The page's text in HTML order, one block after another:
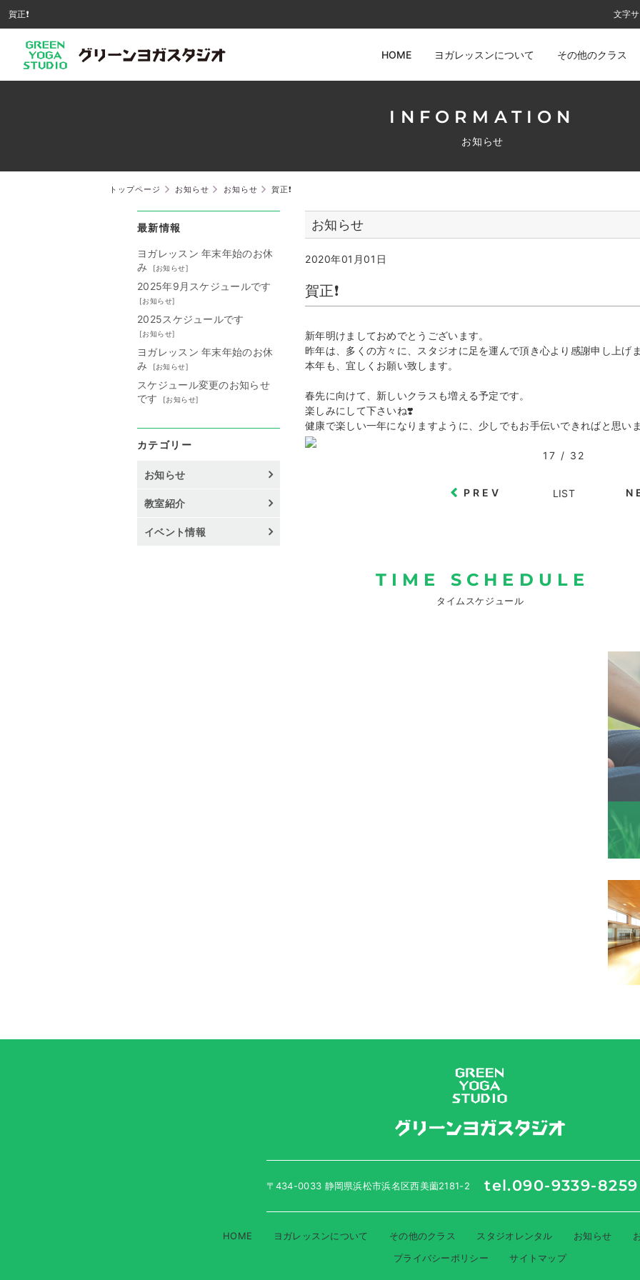
賀正❗️ 文字
HOME ヨガレッスンについて その他のクラス
INFORMATION
お知らせ
トップページ お知らせ お知らせ 賀正❗️
お知らせ
2020年01月01日
賀正❗️
新年明けましておめでとうございます。
昨年は、多くの方々に、スタジオに足を運んで頂き心より感謝申し上げま
本年も、宜しくお願い致します。
春先に向けて、新しいクラスも増える予定です。
楽しみにして下さいね❣️
健康で楽しい一年になりますように、少しでもお手伝いできればと思いま
17 / 32
PREV LIST
最新情報
ヨガレッスン 年末年始のお休
み
[お知らせ]
2025年9月スケジュールです
[お知らせ]
2025スケジュールです
[お知らせ]
ヨガレッスン 年末年始のお休
み
[お知らせ]
スケジュール変更のお知らせ
です
[お知らせ]
カテゴリー
お知らせ
教室紹介
イベント情報
TIME SCHEDULE
タイムスケジュール
〒434-0033 静岡県浜松市浜名区西美薗2181-2 tel.090-9339-8259
HOME ヨガレッスンについて その他のクラス スタジオレンタル お知らせ
プライバシーポリシー
サイトマップ